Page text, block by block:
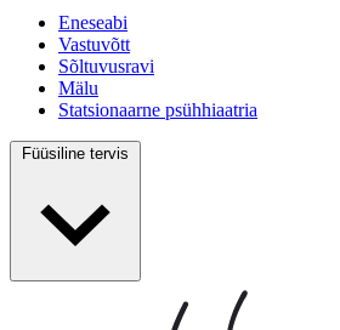
Eneseabi
Vastuvõtt
Sõltuvusravi
Mälu
Statsionaarne psühhiaatria
Füüsiline tervis